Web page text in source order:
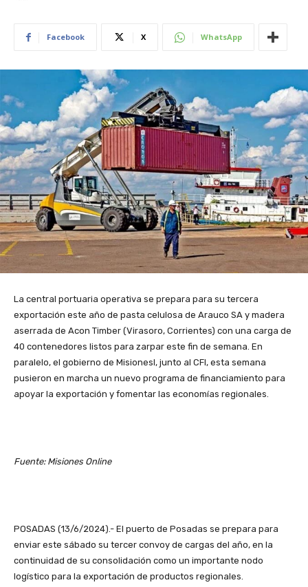
Facebook X WhatsApp
La central portuaria operativa se prepara para su tercera
exportación este año de pasta celulosa de Arauco SA y madera
aserrada de Acon Timber (Virasoro, Corrientes) con una carga de
40 contenedores listos para zarpar este fin de semana. En
paralelo, el gobierno de Misionesl, junto al CFI, esta semana
pusieron en marcha un nuevo programa de financiamiento para
apoyar la exportación y fomentar las economías regionales.
Fuente: Misiones Online
POSADAS (13/6/2024).- El puerto de Posadas se prepara para
enviar este sábado su tercer convoy de cargas del año, en la
continuidad de su consolidación como un importante nodo
logístico para la exportación de productos regionales.